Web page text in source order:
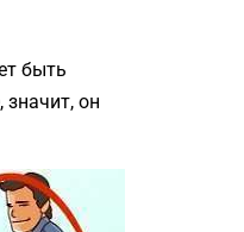
быть
он